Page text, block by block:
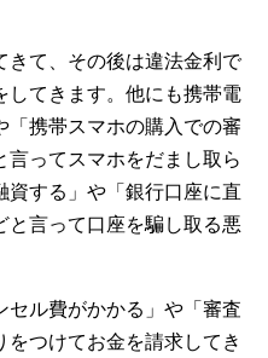
きて、その後は違法金利で
してきます。他にも携帯電
「携帯スマホの購入での審
ってスマホをだまし取ら
資する」や「銀行口座に直
と言って口座を騙し取る悪
セル費がかかる」や「審査
つけてお金を請求してき